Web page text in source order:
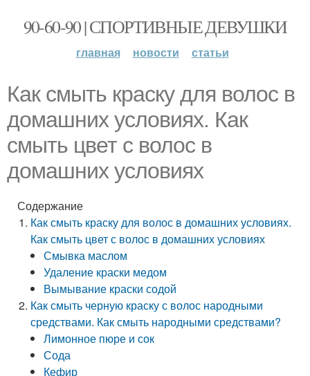
90-60-90 | СПОРТИВНЫЕ ДЕВУШКИ
главная новости статьи
Как смыть краску для волос в
домашних условиях. Как
смыть цвет с волос в
домашних условиях
Содержание
Как смыть краску для волос в домашних условиях.
Как смыть цвет с волос в домашних условиях
Смывка маслом
Удаление краски медом
Вымывание краски содой
Как смыть черную краску с волос народными
средствами. Как смыть народными средствами?
Лимонное пюре и сок
Сода
Кефир